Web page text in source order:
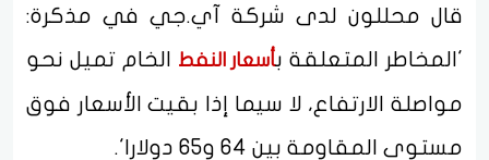
قال محللون لدى شركة آي.جي في مذكرة:
'المخاطر المتعلقة بأسعار النفط الخام تميل نحو
مواصلة الارتفاع، لا سيما إذا بقيت الأسعار فوق
مستوى المقاومة بين 64 و65 دولارا'.